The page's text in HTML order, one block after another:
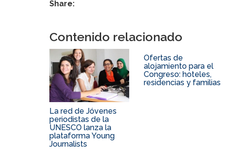
Share:
Contenido relacionado
La red de Jóvenes
periodistas de la
UNESCO lanza la
plataforma Young
Journalists
Ofertas de
alojamiento para el
Congreso: hoteles,
residencias y familias